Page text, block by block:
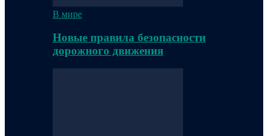
В мире
Новые правила безопасности
дорожного движения